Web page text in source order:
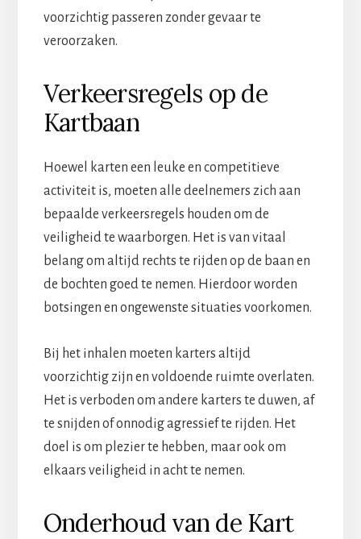
voorzichtig passeren zonder gevaar te
veroorzaken.
Verkeersregels op de
Kartbaan
Hoewel karten een leuke en competitieve
activiteit is, moeten alle deelnemers zich aan
bepaalde verkeersregels houden om de
veiligheid te waarborgen. Het is van vitaal
belang om altijd rechts te rijden op de baan en
de bochten goed te nemen. Hierdoor worden
botsingen en ongewenste situaties voorkomen.
Bij het inhalen moeten karters altijd
voorzichtig zijn en voldoende ruimte overlaten.
Het is verboden om andere karters te duwen, af
te snijden of onnodig agressief te rijden. Het
doel is om plezier te hebben, maar ook om
elkaars veiligheid in acht te nemen.
Onderhoud van de Kart